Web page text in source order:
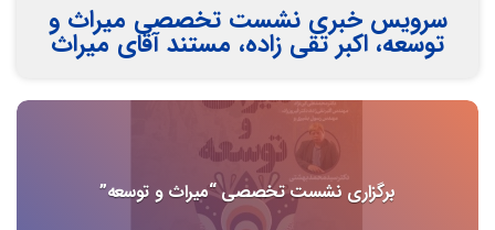
سرویس خبری نشست تخصصی میراث و
توسعه، اکبر تقی زاده، مستند آقای میراث
برگزاری نشست تخصصی “میراث و توسعه”